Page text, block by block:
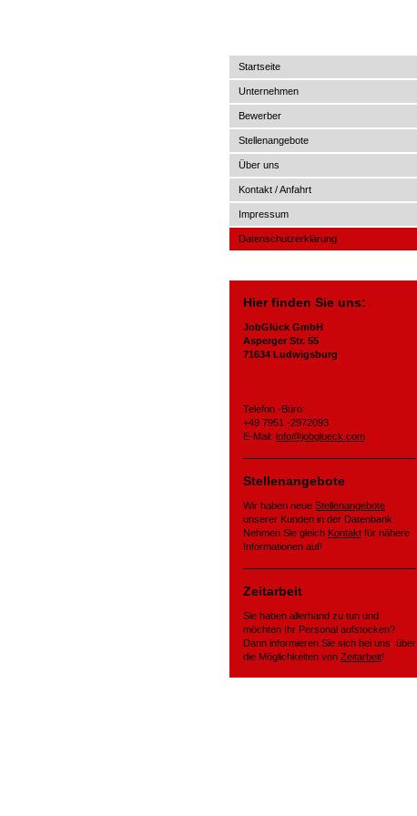
Startseite
Unternehmen
Bewerber
Stellenangebote
Über uns
Kontakt / Anfahrt
Impressum
Datenschutzerklärung
Hier finden Sie uns:
JobGlück GmbH
Asperger Str. 55
71634 Ludwigsburg
Telefon -Büro:
+49 7951 -2972093
E-Mail: info@jobglueck.com
Stellenangebote
Wir haben neue Stellenangebote
unserer Kunden in der Datenbank.
Nehmen Sie gleich Kontakt für nähere
Informationen auf!
Zeitarbeit
Sie haben allerhand zu tun und
möchten Ihr Personal aufstocken?
Dann informieren Sie sich bei uns über
die Möglichkeiten von Zeitarbeit!